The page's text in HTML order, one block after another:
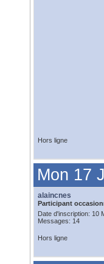
Hors ligne
Mon 17
alaincnes
Participant
Date d'inscription: 10
Messages: 14
Hors ligne